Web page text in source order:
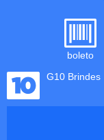
boleto
G10 Brindes